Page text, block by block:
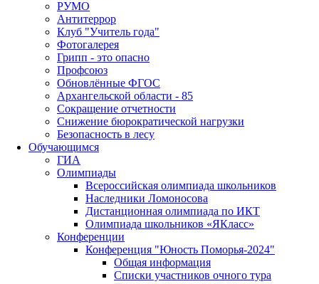
РУМО
Антитеррор
Клуб "Учитель года"
Фотогалерея
Грипп - это опасно
Профсоюз
Обновлённые ФГОС
Архангельской области - 85
Сокращение отчетности
Снижение бюрократической нагрузки
Безопасность в лесу
Обучающимся
ГИА
Олимпиады
Всероссийская олимпиада школьников
Наследники Ломоносова
Дистанционная олимпиада по ИКТ
Олимпиада школьников «ЯКласс»
Конференции
Конференция "Юность Поморья-2024"
Общая информация
Списки участников очного тура